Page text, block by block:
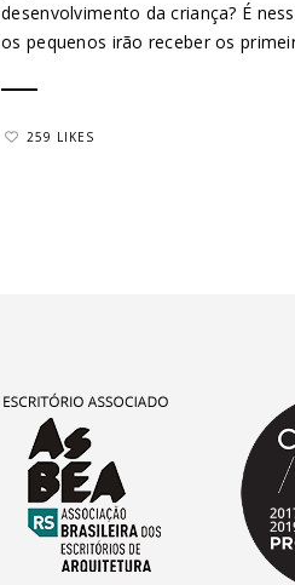
desenvolvimento da criança? É
os pequenos irão receber os
259 LIKES